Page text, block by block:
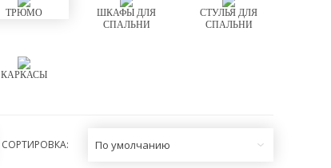
ТРЮМО
ШКАФЫ ДЛЯ
СПАЛЬНИ
СТУЛЬЯ ДЛЯ
СПАЛЬНИ
КАРКАСЫ
СОРТИРОВКА: По умолчанию